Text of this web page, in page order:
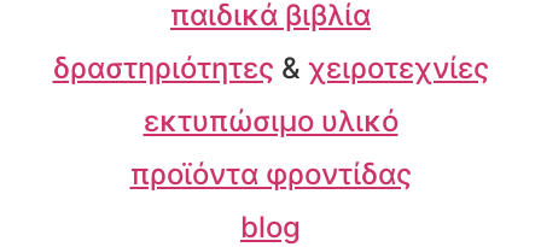
παιδικά βιβλία
δραστηριότητες & χειροτεχνίες
εκτυπώσιμο υλικό
προϊόντα φροντίδας
blog